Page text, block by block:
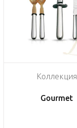
Коллекция
Gourmet